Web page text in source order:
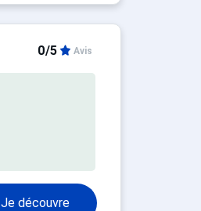
0/5 Avis
Je découvre